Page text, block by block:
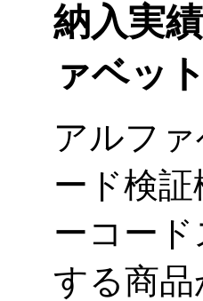
納入実
ァベッ
アルフ
ード検
ーコー
する商